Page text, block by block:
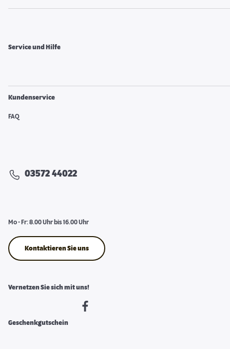
Service und Hilfe
Kundenservice
FAQ
03572 44022
Mo - Fr: 8.00 Uhr bis 16.00 Uhr
Kontaktieren Sie uns
Vernetzen Sie sich mit uns!
Geschenkgutschein